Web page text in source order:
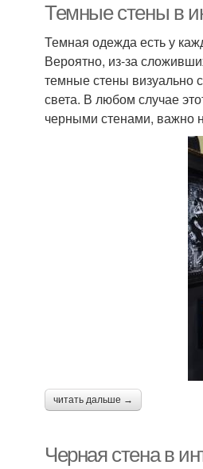
Темные стены в
Темная одежда есть у
Вероятно, из-за
темные стены визуально
света. В любом случае
черными стенами, важно
читать дальше →
Черная стена в